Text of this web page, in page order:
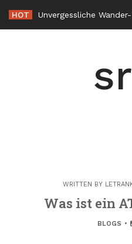
content
HOT
WRITTEN BY
Was ist ein
BLOGS